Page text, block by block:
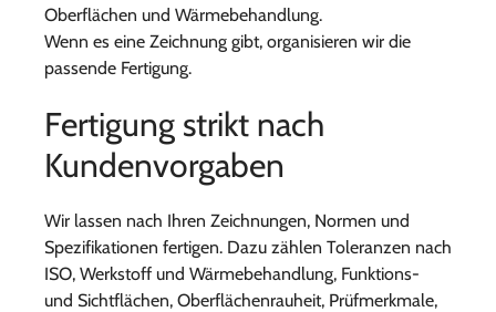
Oberflächen und Wärmebehandlung.
Wenn es eine Zeichnung gibt, organisieren wir die
passende Fertigung.
Fertigung strikt nach
Kundenvorgaben
Wir lassen nach Ihren Zeichnungen, Normen und
Spezifikationen fertigen. Dazu zählen Toleranzen nach
ISO, Werkstoff und Wärmebehandlung, Funktions-
und Sichtflächen, Oberflächenrauheit, Prüfmerkmale,